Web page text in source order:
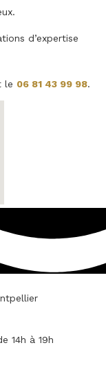
d’expertise
le 06 81 43 99 98.
14h à 19h